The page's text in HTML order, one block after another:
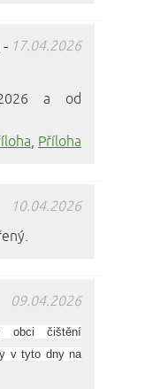
17.04.2026
a od
, Příloha
10.04.2026
09.04.2026
obci čištění
v tyto dny na